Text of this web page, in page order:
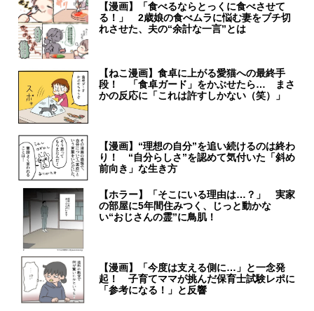
【漫画】「食べるならとっくに食べさせて
る！」 2歳娘の食べムラに悩む妻をブチ切
れさせた、夫の“余計な一言”とは
【ねこ漫画】食卓に上がる愛猫への最終手
段！ 「食卓ガード」をかぶせたら… まさ
かの反応に「これは許すしかない（笑）」
【漫画】“理想の自分”を追い続けるのは終わ
り！ “自分らしさ”を認めて気付いた「斜め
前向き」な生き方
【ホラー】「そこにいる理由は…？」 実家
の部屋に5年間住みつく、じっと動かな
い“おじさんの霊”に鳥肌！
【漫画】「今度は支える側に…」と一念発
起！ 子育てママが挑んだ保育士試験レポに
「参考になる！」と反響